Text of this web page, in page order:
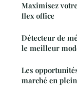
Maximisez
flex office
Détecteur de métaux
le meilleur
Les
marché en